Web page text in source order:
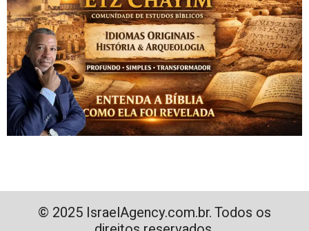
© 2025 IsraelAgency.com.br. Todos os